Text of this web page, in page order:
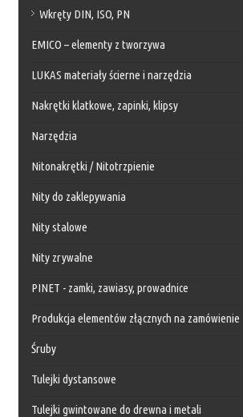
Wkręty DIN, ISO, PN
EMICO – elementy z tworzywa
LUKAS materiały ścierne i narzędzia
Nakrętki klatkowe, zapinki, klipsy
Narzędzia
Nitonakrętki / Nitotrzpienie
Nity do zaklepywania
Nity stalowe
Nity zrywalne
PINET - zamki, zawiasy, prowadnice
Produkcja elementów złącznych na zamówienie
Śruby
Tulejki dystansowe
Tulejki gwintowane do drewna i metali